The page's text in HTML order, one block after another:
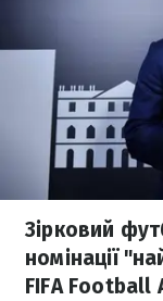
Зірковий
номінації
FIFA Football